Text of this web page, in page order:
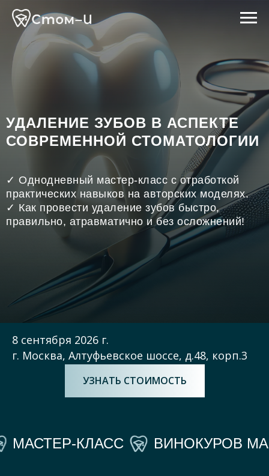
УДАЛЕНИЕ ЗУБОВ В АСПЕКТЕ
СОВРЕМЕННОЙ СТОМАТОЛОГИИ
✓ Однодневный мастер-класс с отработкой
практических навыков на авторских моделях.
✓ Как провести удаление зубов быстро,
правильно, атравматично и без осложнений!
8 сентября 2026 г.
г. Москва, Алтуфьевское шоссе, д.48, корп.3
УЗНАТЬ СТОИМОСТЬ
МАСТЕР-КЛАСС ВИНОКУРОВ